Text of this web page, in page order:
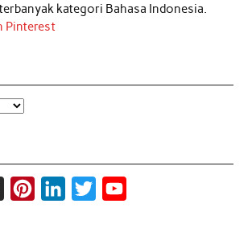
kategori Bahasa Indonesia.